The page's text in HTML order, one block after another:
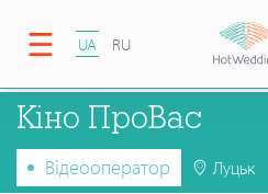
UA RU
Кіно ПроВас
Відеооператор Луцьк